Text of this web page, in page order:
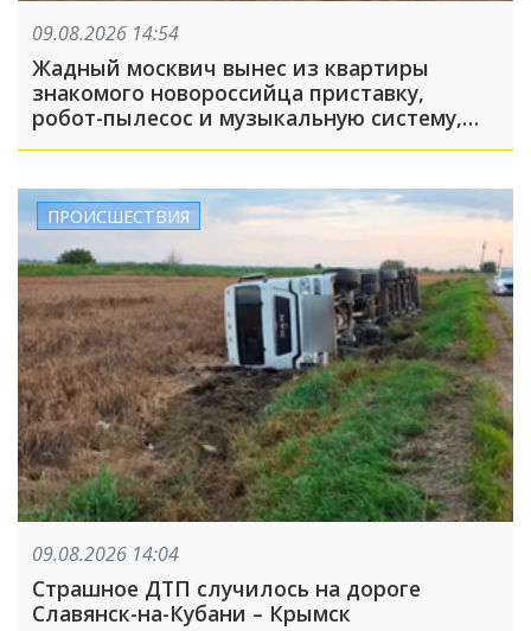
09.08.2026 14:54
Жадный москвич вынес из квартиры
знакомого новороссийца приставку,
робот-пылесос и музыкальную систему,
пока его подельник отвлекал хозяина
ПРОИСШЕСТВИЯ
09.08.2026 14:04
Страшное ДТП случилось на дороге
Славянск-на-Кубани – Крымск